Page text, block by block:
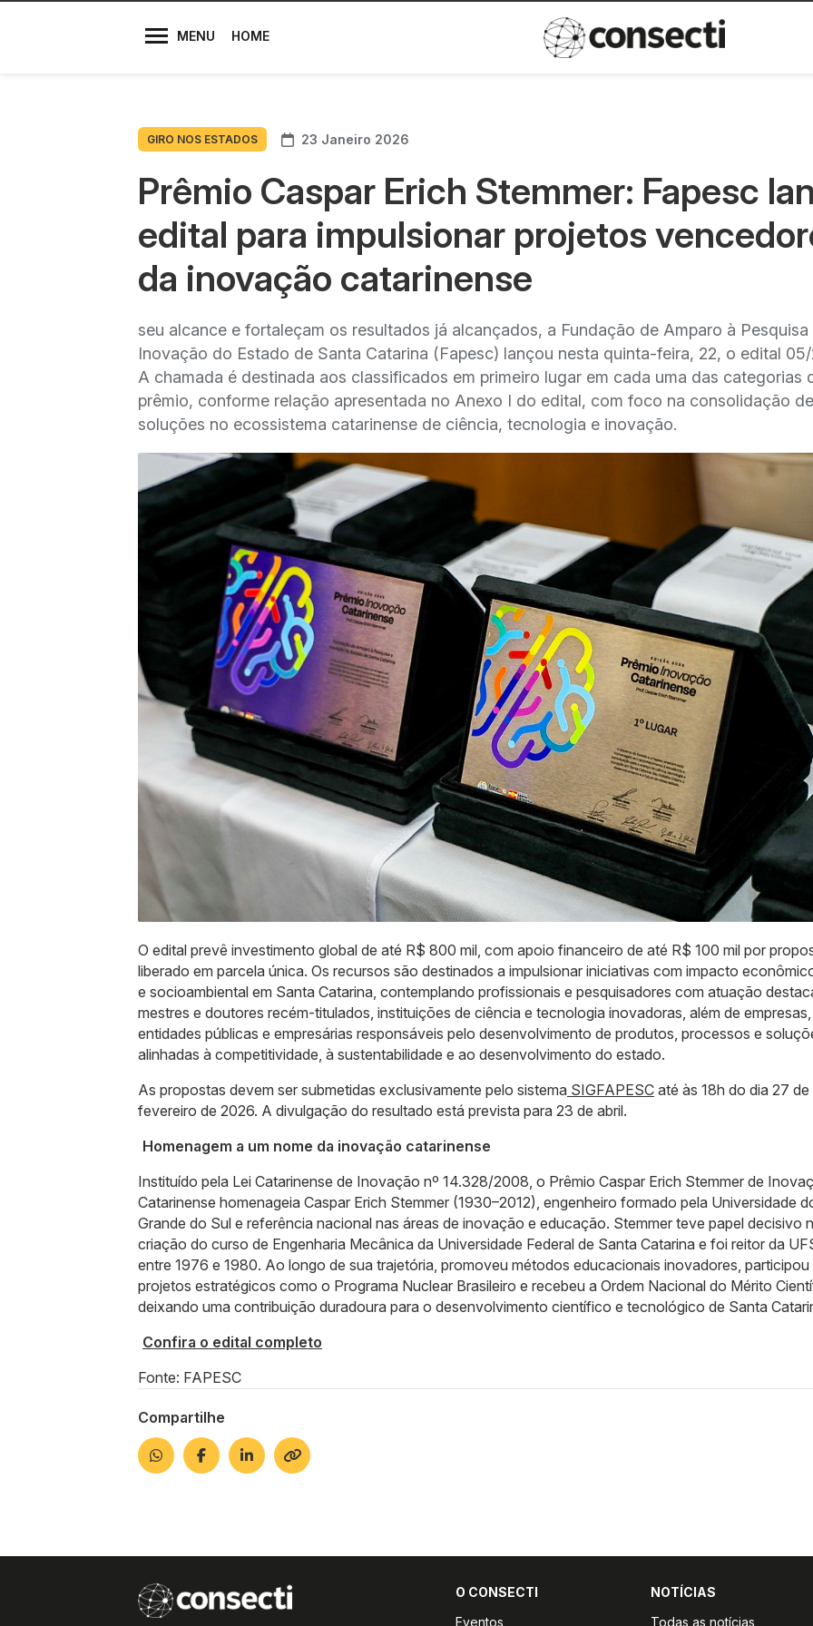
MENU HOME
Diretores
Política de
GIRO NOS ESTADOS 23 Janeiro 2026
Prêmio Caspar Erich Stemmer: Fapesc
edital para impulsionar projetos
da inovação catarinense
seu alcance e fortaleçam os resultados já alcançados, a Fundação de Amparo à Pesquisa
Inovação do Estado de Santa Catarina (Fapesc) lançou nesta quinta-feira, 22, o edital 05/
A chamada é destinada aos classificados em primeiro lugar em cada uma das categorias
prêmio, conforme relação apresentada no Anexo I do edital, com foco na consolidação
soluções no ecossistema catarinense de ciência, tecnologia e inovação.
O edital prevê investimento global de até R$ 800 mil, com apoio financeiro de até R$ 100 mil por
liberado em parcela única. Os recursos são destinados a impulsionar iniciativas com impacto
e socioambiental em Santa Catarina, contemplando profissionais e pesquisadores com atuação
mestres e doutores recém-titulados, instituições de ciência e tecnologia inovadoras, além de empresas,
entidades públicas e empresárias responsáveis pelo desenvolvimento de produtos, processos e
alinhadas à competitividade, à sustentabilidade e ao desenvolvimento do estado.
As propostas devem ser submetidas exclusivamente pelo sistema SIGFAPESC até às 18h do dia 27 de
fevereiro de 2026. A divulgação do resultado está prevista para 23 de abril.
Homenagem a um nome da inovação catarinense
Instituído pela Lei Catarinense de Inovação nº 14.328/2008, o Prêmio Caspar Erich Stemmer de
Catarinense homenageia Caspar Erich Stemmer (1930–2012), engenheiro formado pela Universidade
Grande do Sul e referência nacional nas áreas de inovação e educação. Stemmer teve papel decisivo
criação do curso de Engenharia Mecânica da Universidade Federal de Santa Catarina e foi reitor da
entre 1976 e 1980. Ao longo de sua trajetória, promoveu métodos educacionais inovadores, participou
projetos estratégicos como o Programa Nuclear Brasileiro e recebeu a Ordem Nacional do Mérito
deixando uma contribuição duradoura para o desenvolvimento científico e tecnológico de Santa
Confira o edital completo
Fonte: FAPESC
Compartilhe
O CONSECTI
Eventos
NOTÍCIAS
Todas as notícias